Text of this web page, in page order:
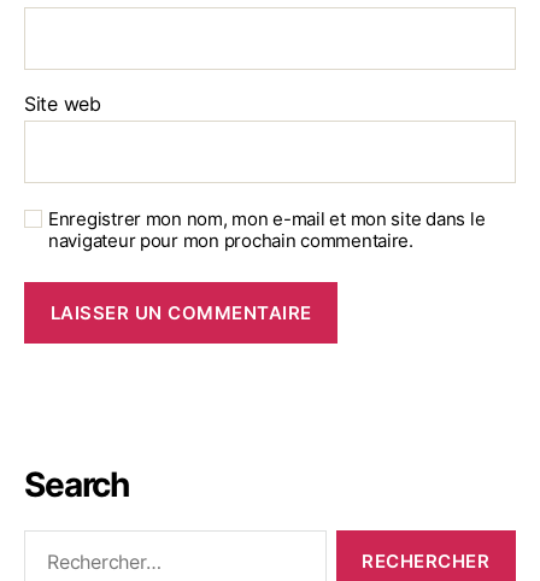
Site web
Enregistrer mon nom, mon e-mail et mon site dans le
navigateur pour mon prochain commentaire.
Search